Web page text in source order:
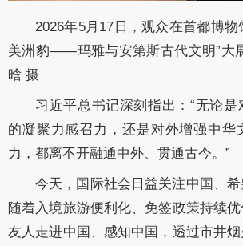
2026年5月17日，观众在首都博物
美洲豹——玛雅与安第斯古代文明”大
晗 摄
习近平总书记深刻指出：“无论
的凝聚力感召力，还是对外增强中华
力，都离不开融通中外、贯通古今。”
今天，国际社会日益关注中国、希
随着入境旅游便利化、免签政策持续
友人走进中国、感知中国，透过市井